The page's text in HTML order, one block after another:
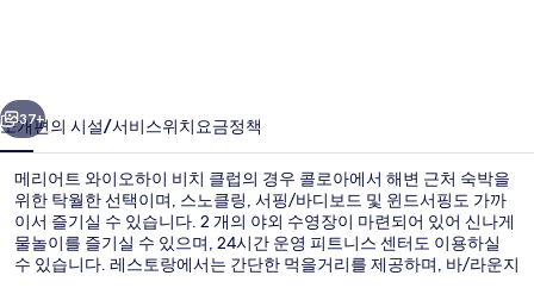
하
이
비
치
클
37+
소개편의 시설/서비스위치요금정책
메리어트 와이오하이 비치 클럽의 경우 콜로아에서 해변 근처 숙박을
위한 탁월한 선택이며, 스노클링, 서핑/바디보드 및 윈드서핑도 가까
이서 즐기실 수 있습니다. 2 개의 야외 수영장이 마련되어 있어 신나게
물놀이를 즐기실 수 있으며, 24시간 운영 피트니스 센터도 이용하실
수 있습니다. 레스토랑에서는 간단한 먹을거리를 제공하며, 바/라운지